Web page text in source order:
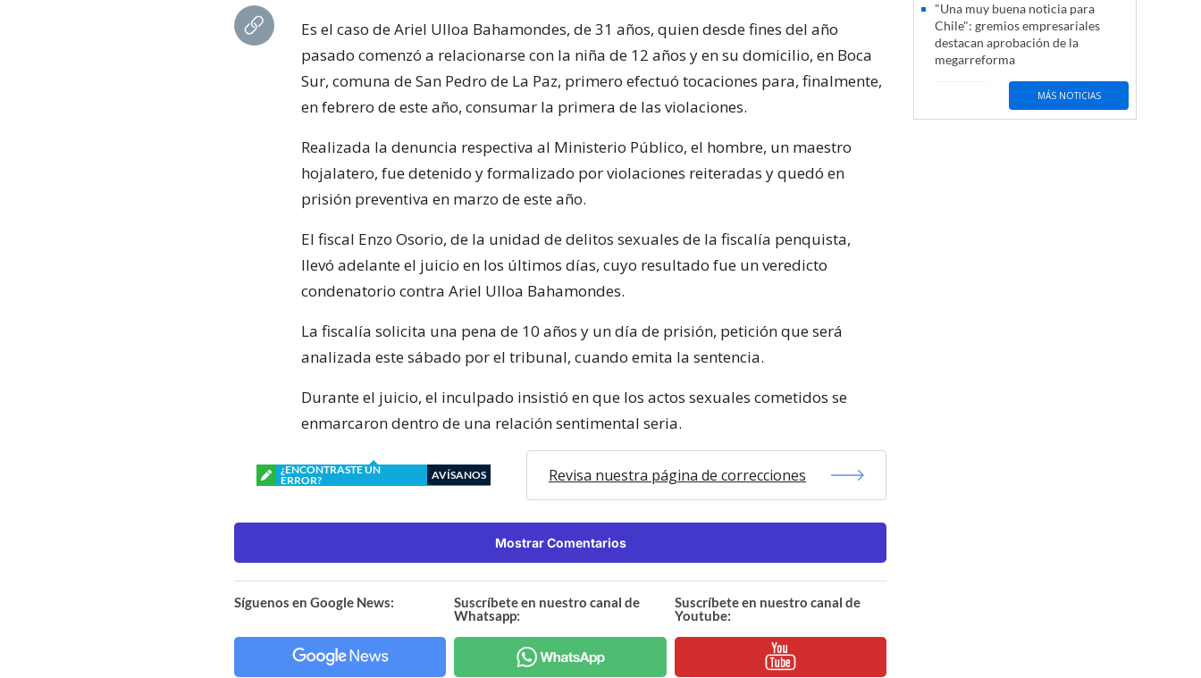
Es el caso de Ariel Ulloa Bahamondes, de 31 años, quien desde fines del año
pasado comenzó a relacionarse con la niña de 12 años y en su domicilio, en Boca
Sur, comuna de San Pedro de La Paz, primero efectuó tocaciones para, finalmente,
en febrero de este año, consumar la primera de las violaciones.
Realizada la denuncia respectiva al Ministerio Público, el hombre, un maestro
hojalatero, fue detenido y formalizado por violaciones reiteradas y quedó en
prisión preventiva en marzo de este año.
El fiscal Enzo Osorio, de la unidad de delitos sexuales de la fiscalía penquista,
llevó adelante el juicio en los últimos días, cuyo resultado fue un veredicto
condenatorio contra Ariel Ulloa Bahamondes.
La fiscalía solicita una pena de 10 años y un día de prisión, petición que será
analizada este sábado por el tribunal, cuando emita la sentencia.
Durante el juicio, el inculpado insistió en que los actos sexuales cometidos se
enmarcaron dentro de una relación sentimental seria.
¿ENCONTRASTE UN
ERROR?
AVÍSANOS Revisa nuestra página de correcciones
Mostrar Comentarios
Síguenos en Google News:
Suscríbete en nuestro canal de
Whatsapp:
Suscríbete en nuestro canal de
Youtube:
"Una muy buena noticia para
Chile": gremios empresariales
destacan aprobación de la
megarreforma
MÁS NOTICIAS